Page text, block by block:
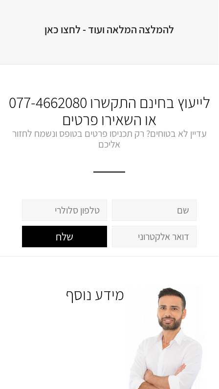
להמלצה המלאה ועוד - לחצו כאן
לייעוץ בחינם התקשרו 077-4662080
או השאירו פרטים
עדיין לא בטוחים? רק תכניסו פרטים בטופס ונשמח לחזור
אליכם
שלח
מידע נוסף